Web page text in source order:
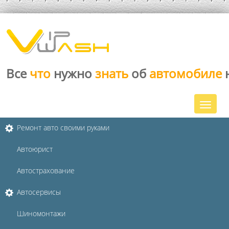
Все что нужно знать об автомобиле
Ремонт авто своими руками
Автоюрист
Автострахование
Автосервисы
Шиномонтажи